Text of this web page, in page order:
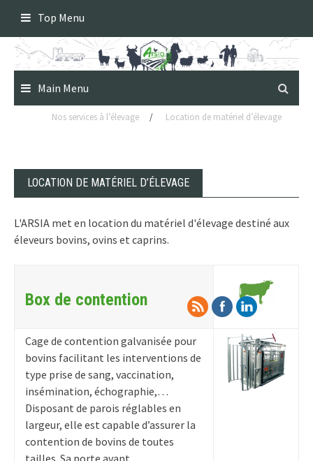
content
Top Menu
Main Menu
Nos services à l’élevage / Location de matériel d’élevage
LOCATION DE MATÉRIEL D’ÉLEVAGE
L'ARSIA met en location du matériel d'élevage destiné aux
éleveurs bovins, ovins et caprins.
Box de contention
Cage de contention galvanisée pour
bovins facilitant les interventions de
type prise de sang, vaccination,
insémination, échographie,…
Disposant de parois réglables en
largeur, elle est capable d’assurer la
contention de bovins de toutes
tailles. Sa porte avant